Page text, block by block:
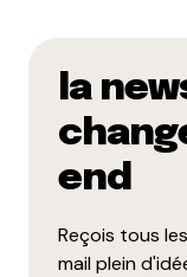
la
end
Reçois tous
mail plein